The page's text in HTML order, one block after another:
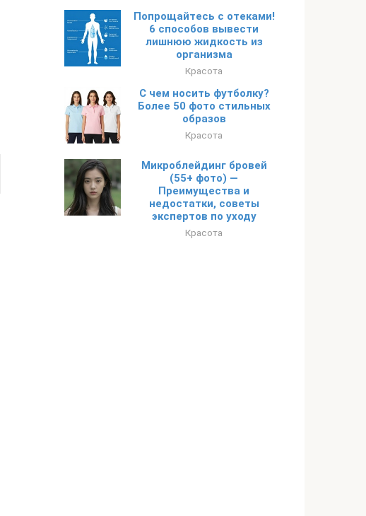
Попрощайтесь с отеками!
6 способов вывести
лишнюю жидкость из
организма
Красота
С чем носить футболку?
Более 50 фото стильных
образов
Красота
Микроблейдинг бровей
(55+ фото) —
Преимущества и
недостатки, советы
экспертов по уходу
Красота